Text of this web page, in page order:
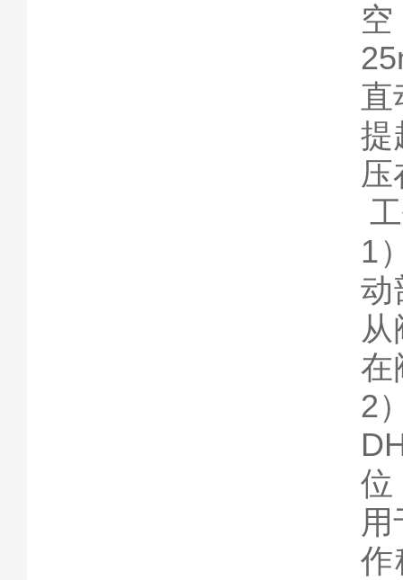
直
提
压
1
动
在
2
位
作